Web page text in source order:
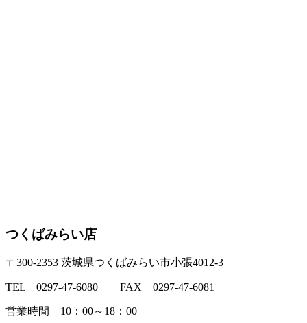
つくばみらい店
〒300-2353 茨城県つくばみらい市小張4012-3
TEL 0297-47-6080 FAX 0297-47-6081
営業時間 10：00～18：00